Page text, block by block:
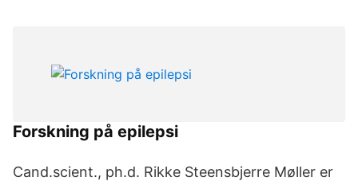
Forskning på epilepsi
Cand.scient., ph.d. Rikke Steensbjerre Møller er